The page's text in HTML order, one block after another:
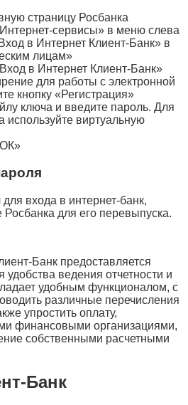
страницу Росбанка
сервисы» в меню слева
в Интернет Клиент-Банк» в
лицам»
в Интернет Клиент-Банк»
для работы с электронной
кнопку «Регистрация»
ключа и введите пароль. Для
используйте виртуальную
входа в интернет-банк,
Росбанка для его перевыпуска.
Банк предоставляется
ведения отчетности и
удобным функционалом, с
различные перечисления
упростить оплату,
финансовыми организациями,
собственными расчетными
Банк